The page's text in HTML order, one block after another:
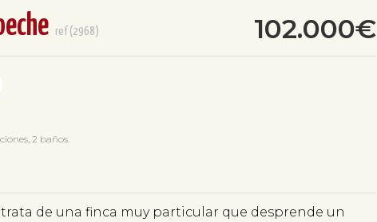
ref(2968) 102.000€
2 baños.
de una finca muy particular que desprende un